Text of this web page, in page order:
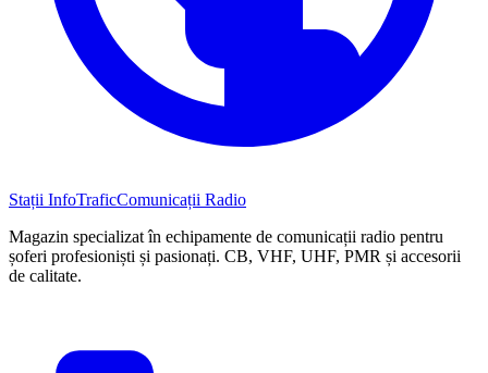
Stații InfoTraficComunicații Radio
Magazin specializat în echipamente de comunicații radio pentru
șoferi profesioniști și pasionați. CB, VHF, UHF, PMR și accesorii
de calitate.